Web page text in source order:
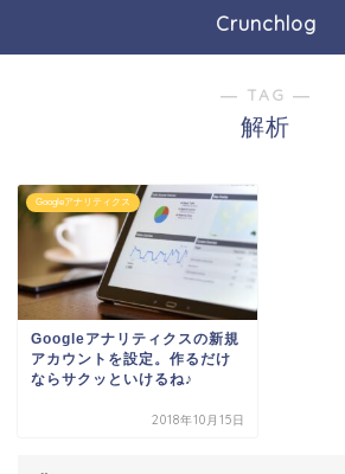
Crunchlog
― TAG ―
解析
Googleアナリティクス
Googleアナリティクスの新規
アカウントを設定。作るだけ
ならサクッといけるね♪
2018年10月15日